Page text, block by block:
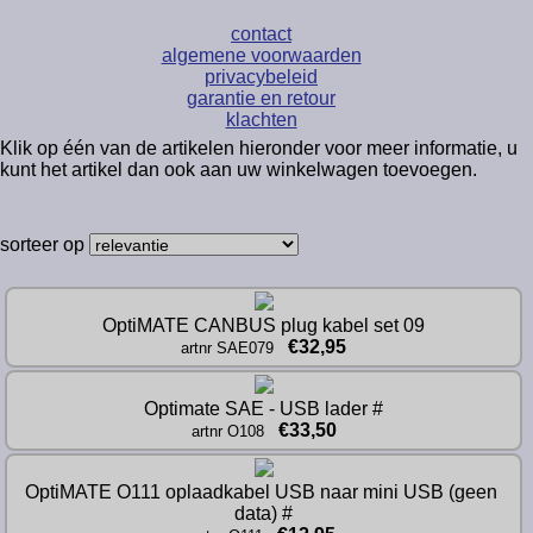
contact
algemene voorwaarden
privacybeleid
garantie en retour
klachten
Klik op één van de artikelen hieronder voor meer informatie, u
kunt het artikel dan ook aan uw winkelwagen toevoegen.
sorteer op
OptiMATE CANBUS plug kabel set 09
artnr SAE079 €32,95
Optimate SAE - USB lader #
artnr O108 €33,50
OptiMATE O111 oplaadkabel USB naar mini USB (geen
data) #